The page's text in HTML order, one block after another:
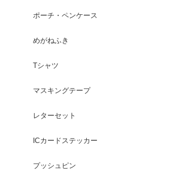
ポーチ・ペンケース
めがねふき
Tシャツ
マスキングテープ
レターセット
ICカードステッカー
プッシュピン